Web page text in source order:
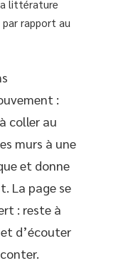
littérature
rapport au
:
coller au
murs à une
et donne
La page se
: reste à
d’écouter